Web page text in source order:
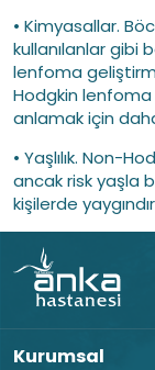
• Kimyasallar.
kullanılanlar gibi
lenfoma
Hodgkin lenfoma
anlamak için
• Yaşlılık. Non-
ancak risk yaşla
kişilerde
Kurumsal